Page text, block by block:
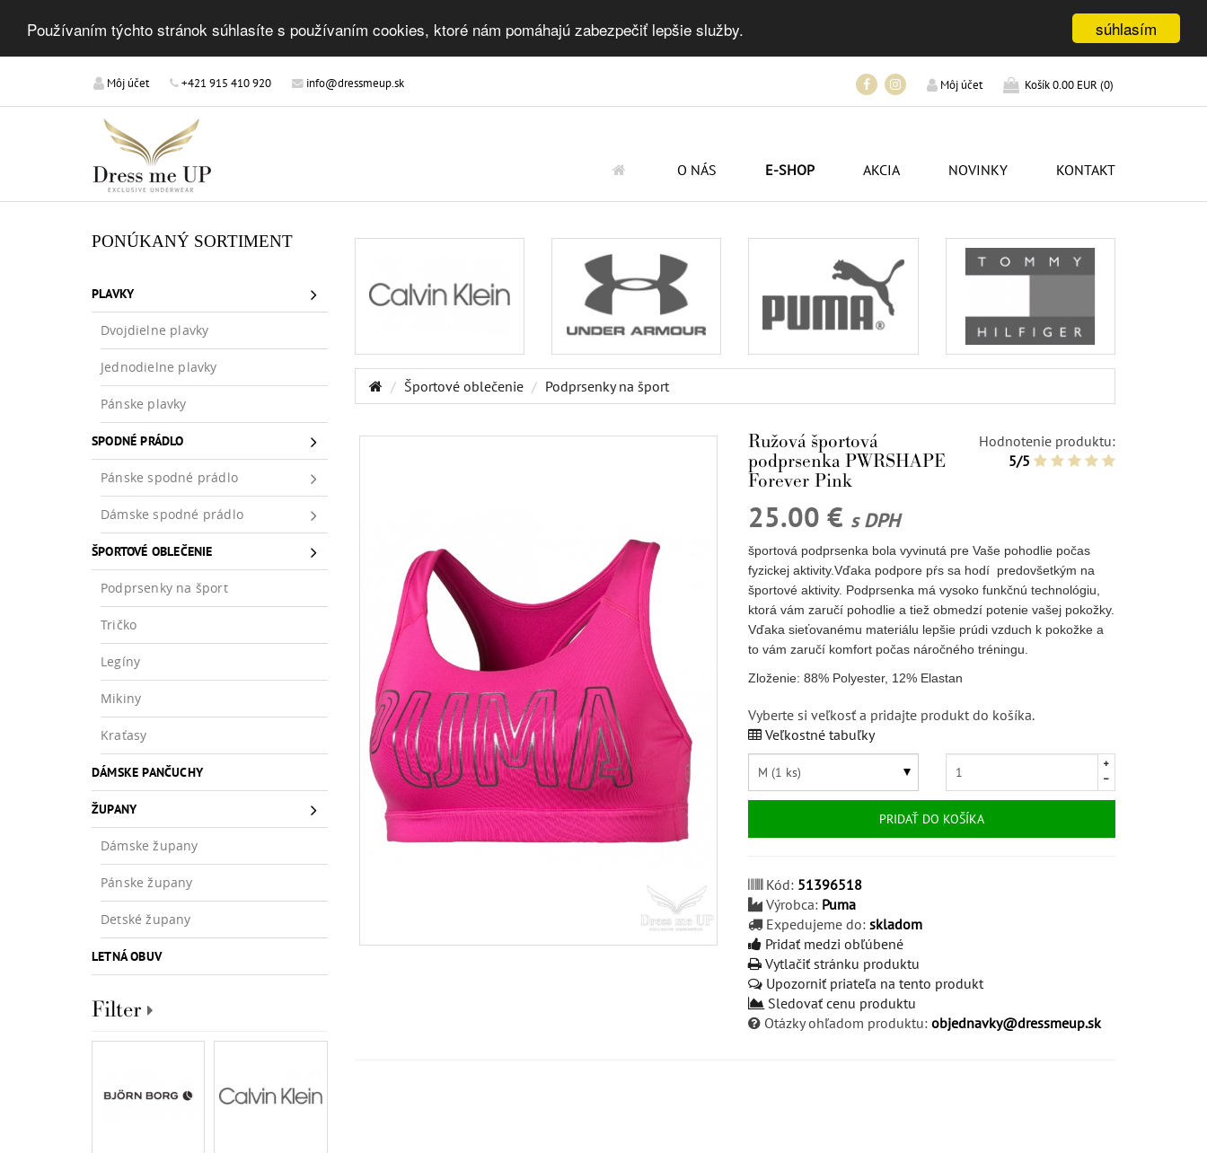
súhlasím
Používaním týchto stránok súhlasíte s používaním cookies, ktoré nám pomáhajú zabezpečiť lepšie služby.
Môj účet +421 915 410 920 info@dressmeup.sk Môj účet Košík0.00 EUR (0)
O NÁS E-SHOP AKCIA NOVINKY KONTAKT
PONÚKANÝ SORTIMENT
PLAVKY
Dvojdielne plavky
Jednodielne plavky
Pánske plavky
SPODNÉ PRÁDLO
Pánske spodné prádlo
Dámske spodné prádlo
ŠPORTOVÉ OBLEČENIE
Podprsenky na šport
Tričko
Legíny
Mikiny
Kraťasy
DÁMSKE PANČUCHY
ŽUPANY
Dámske župany
Pánske župany
Detské župany
LETNÁ OBUV
Filter
Športové oblečenie Podprsenky na šport
Ružová športová
podprsenka PWRSHAPE
Forever Pink
Hodnotenie produktu:
5/5
25.00 € s DPH
športová podprsenka bola vyvinutá pre Vaše pohodlie počas
fyzickej aktivity.Vďaka podpore pŕs sa hodí predovšetkým na
športové aktivity. Podprsenka má vysoko funkčnú technológiu,
ktorá vám zaručí pohodlie a tiež obmedzí potenie vašej pokožky.
Vďaka sieťovanému materiálu lepšie prúdi vzduch k pokožke a
to vám zaručí komfort počas náročného tréningu.
Zloženie: 88% Polyester, 12% Elastan
Vyberte si veľkosť a pridajte produkt do košíka.
Veľkostné tabuľky
PRIDAŤ DO KOŠÍKA
Kód: 51396518
Výrobca: Puma
Expedujeme do:skladom
Pridať medzi obľúbené
Vytlačiť stránku produktu
Upozorniť priateľa na tento produkt
Sledovať cenu produktu
Otázky ohľadom produktu:objednavky@dressmeup.sk